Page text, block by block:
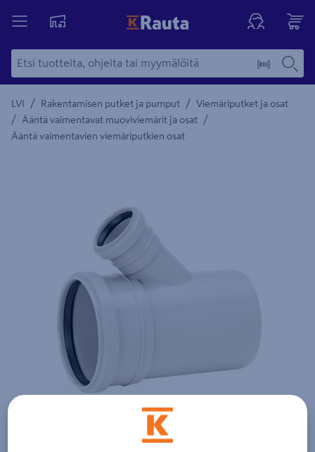
LVI / Rakentamisen putket ja pumput / Viemäriputket ja osat
/ Ääntä vaimentavat muoviviemärit ja osat /
Ääntä vaimentavien viemäriputkien osat
Yksityiskohtainen kuvaus löytyy Tuotteen kuvaus -